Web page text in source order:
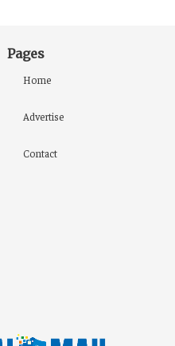
Pages
Home
Advertise
Contact